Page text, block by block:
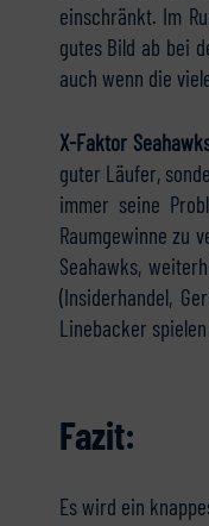
einschränkt. Im
gutes Bild ab bei
auch wenn die
X-Faktor
guter Läufer,
immer seine
Raumgewinne zu
Seahawks,
(Insiderhandel,
Linebacker
Fazit:
Es wird ein